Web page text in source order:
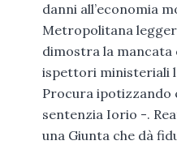
danni all’economia
Metropolitana
dimostra la
ispettori ministeriali
Procura ipotizzando
sentenzia Iorio -.
una Giunta che dà